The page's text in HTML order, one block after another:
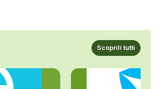
Scoprili tutti